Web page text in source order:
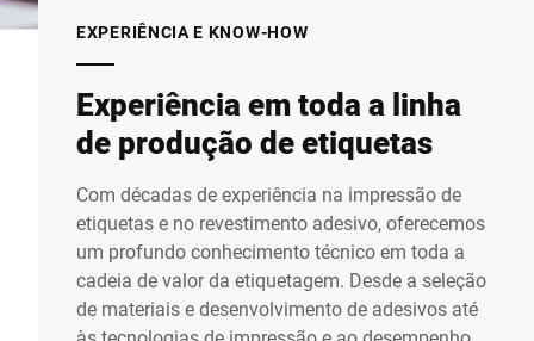
EXPERIÊNCIA E KNOW-HOW
Experiência em toda a linha
de produção de etiquetas
Com décadas de experiência na impressão de
etiquetas e no revestimento adesivo, oferecemos
um profundo conhecimento técnico em toda a
cadeia de valor da etiquetagem. Desde a seleção
de materiais e desenvolvimento de adesivos até